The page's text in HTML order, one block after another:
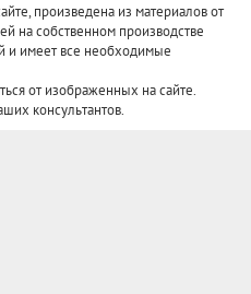
произведена из материалов от
на собственном производстве
и имеет все необходимые
от изображенных на сайте.
консультантов.